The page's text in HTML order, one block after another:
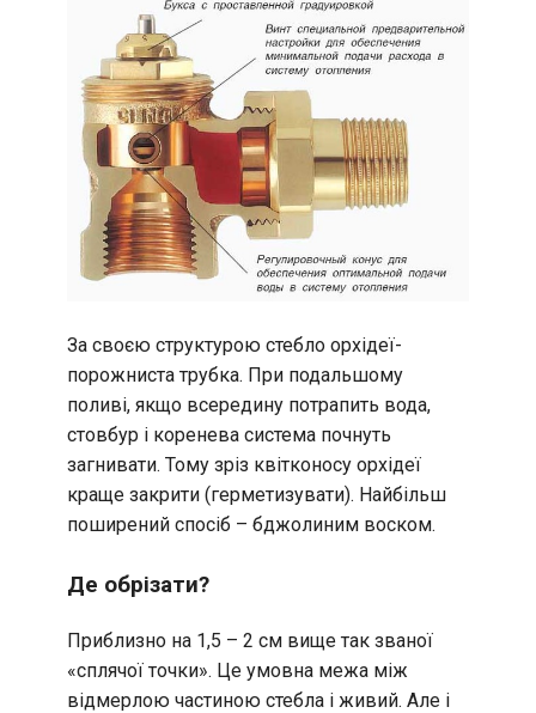
За своєю структурою стебло орхідеї-
порожниста трубка. При подальшому
поливі, якщо всередину потрапить вода,
стовбур і коренева система почнуть
загнивати. Тому зріз квітконосу орхідеї
краще закрити (герметизувати). Найбільш
поширений спосіб – бджолиним воском.
Де обрізати?
Приблизно на 1,5 – 2 см вище так званої
«сплячої точки». Це умовна межа між
відмерлою частиною стебла і живий. Але і